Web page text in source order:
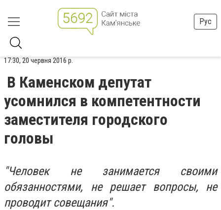
Рус
17:30, 20 червня 2016 р.
В Каменском депутат
усомнился в компетентности
заместителя городского
головы
"Человек не занимается своими
обязанностями, не решает вопросы, не
проводит совещания".